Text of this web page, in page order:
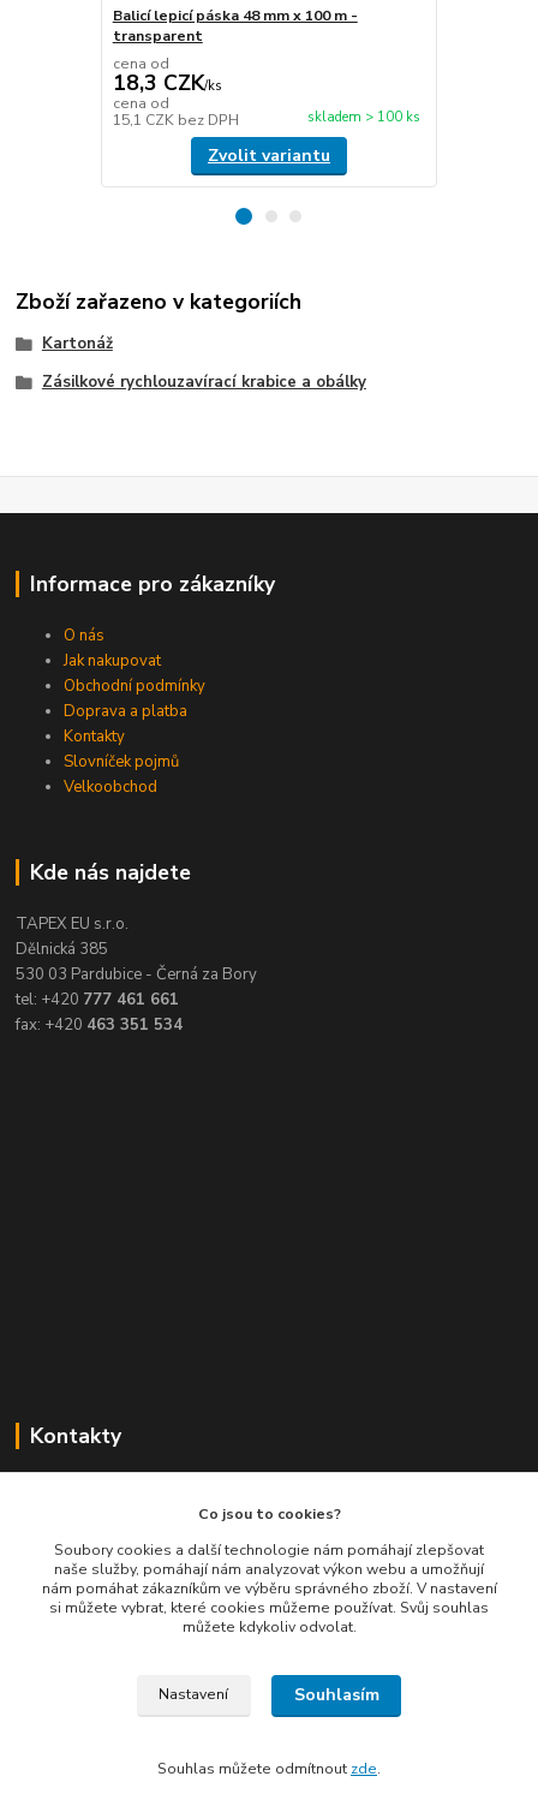
Balicí lepicí páska 48 mm x 100 m -
transparent
cena od
18,3 CZK/ks
cena od
15,1 CZK bez DPH skladem > 100 ks
Zvolit variantu
Zboží zařazeno v kategoriích
Kartonáž
Zásilkové rychlouzavírací krabice a obálky
Informace pro zákazníky
O nás
Jak nakupovat
Obchodní podmínky
Doprava a platba
Kontakty
Slovníček pojmů
Velkoobchod
Kde nás najdete
TAPEX EU s.r.o.
Dělnická 385
530 03 Pardubice - Černá za Bory
tel: +420 777 461 661
fax: +420 463 351 534
Kontakty
+420 777 461 661
(Po-Pá, 8-16 hod.)
info@balimespolu.cz
Co jsou to cookies?
Soubory cookies a další technologie nám pomáhají zlepšovat
naše služby, pomáhají nám analyzovat výkon webu a umožňují
nám pomáhat zákazníkům ve výběru správného zboží. V nastavení
si můžete vybrat, které cookies můžeme používat. Svůj souhlas
můžete kdykoliv odvolat.
Nastavení Souhlasím
Souhlas můžete odmítnout zde.